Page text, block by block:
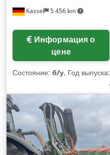
Kassel 5 456 km
цене
Состояние: б/у, Год выпуска: